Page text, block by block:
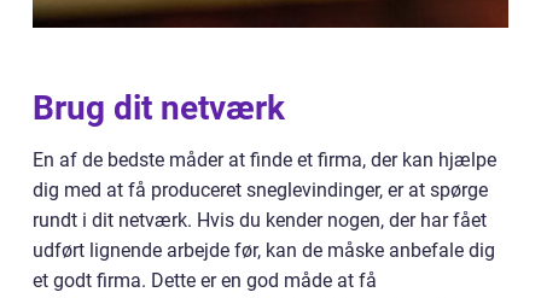
Brug dit netværk
En af de bedste måder at finde et firma, der kan hjælpe
dig med at få produceret sneglevindinger, er at spørge
rundt i dit netværk. Hvis du kender nogen, der har fået
udført lignende arbejde før, kan de måske anbefale dig
et godt firma. Dette er en god måde at få